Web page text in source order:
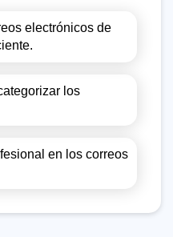
electrónicos de
los
en los correos